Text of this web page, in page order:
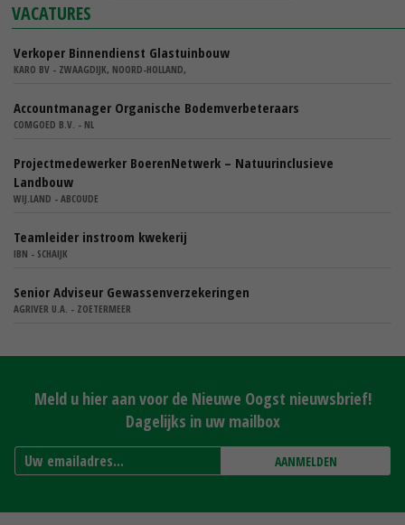
VACATURES
Verkoper Binnendienst Glastuinbouw
KARO BV - ZWAAGDIJK, NOORD-HOLLAND,
Accountmanager Organische Bodemverbeteraars
COMGOED B.V. - NL
Projectmedewerker BoerenNetwerk – Natuurinclusieve
Landbouw
WIJ.LAND - ABCOUDE
Teamleider instroom kwekerij
IBN - SCHAIJK
Senior Adviseur Gewassenverzekeringen
AGRIVER U.A. - ZOETERMEER
Meld u hier aan voor de Nieuwe Oogst nieuwsbrief!
Dagelijks in uw mailbox
AANMELDEN